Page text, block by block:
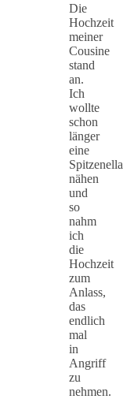
Die
Hochzeit
meiner
Cousine
stand
an.
Ich
wollte
schon
länger
eine
Spitzenella
nähen
und
so
nahm
ich
die
Hochzeit
zum
Anlass,
das
endlich
mal
in
Angriff
zu
nehmen.